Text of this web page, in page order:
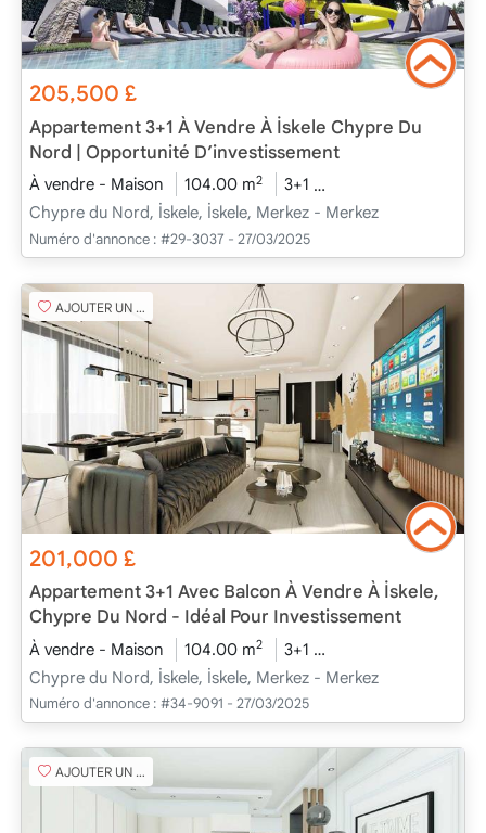
205,500£
Appartement 3+1 À Vendre À İskele Chypre Du
Nord | Opportunité D’investissement
À vendre - Maison 104.00 m2 3+1
Chypre du Nord, İskele, İskele, Merkez - Merkez
Numéro d'annonce : #29-3037 - 27/03/2025
AJOUTER UN FAVORI
201,000£
Appartement 3+1 Avec Balcon À Vendre À İskele,
Chypre Du Nord - Idéal Pour Investissement
À vendre - Maison 104.00 m2 3+1
Chypre du Nord, İskele, İskele, Merkez - Merkez
Numéro d'annonce : #34-9091 - 27/03/2025
AJOUTER UN FAVORI